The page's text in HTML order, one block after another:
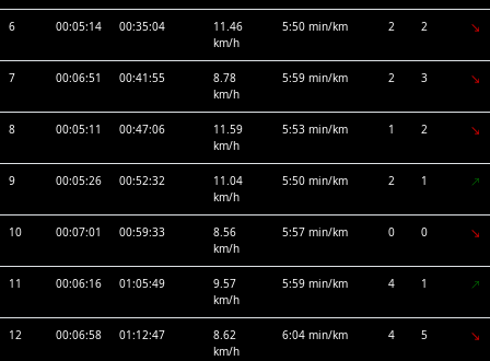
6 00:05:14 00:35:04
11.46
km/h
5:50 min/km 2 2
7 00:06:51 00:41:55
8.78
km/h
5:59 min/km 2 3
8 00:05:11 00:47:06
11.59
km/h
5:53 min/km 1 2
9 00:05:26 00:52:32
11.04
km/h
5:50 min/km 2 1
10 00:07:01 00:59:33
8.56
km/h
5:57 min/km 0 0
11 00:06:16 01:05:49
9.57
km/h
5:59 min/km 4 1
12 00:06:58 01:12:47
8.62
km/h
6:04 min/km 4 5